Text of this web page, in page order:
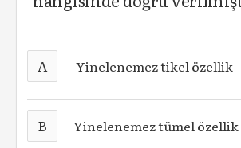
A Yinelenemez tikel özellik
B Yinelenemez tümel özellik